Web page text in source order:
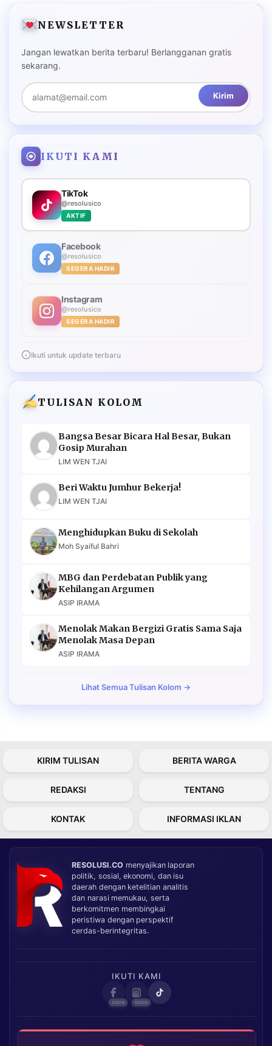
NEWSLETTER
Jangan lewatkan berita terbaru! Berlangganan gratis
sekarang.
Kirim
IKUTI KAMI
TikTok
@resolusico
AKTIF
Facebook
@resolusico
SEGERA HADIR
Instagram
@resolusico
SEGERA HADIR
Ikuti untuk update terbaru
TULISAN KOLOM
Bangsa Besar Bicara Hal Besar, Bukan
Gosip Murahan
LIM WEN TJAI
Beri Waktu Jumhur Bekerja!
LIM WEN TJAI
Menghidupkan Buku di Sekolah
Moh Syaiful Bahri
MBG dan Perdebatan Publik yang
Kehilangan Argumen
ASIP IRAMA
Menolak Makan Bergizi Gratis Sama Saja
Menolak Masa Depan
ASIP IRAMA
Lihat Semua Tulisan Kolom →
KIRIM TULISAN BERITA WARGA
REDAKSI TENTANG
KONTAK INFORMASI IKLAN
RESOLUSI.CO menyajikan laporan
politik, sosial, ekonomi, dan isu
daerah dengan ketelitian analitis
dan narasi memukau, serta
berkomitmen membingkai
peristiwa dengan perspektif
cerdas-berintegritas.
IKUTI KAMI